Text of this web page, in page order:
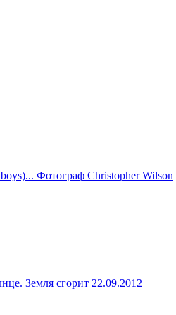
Фотограф Christopher Wilson
Земля сгорит 22.09.2012